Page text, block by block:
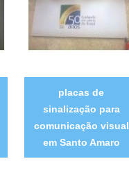
placas de
sinalização para
comunicação visual
em Santo Amaro